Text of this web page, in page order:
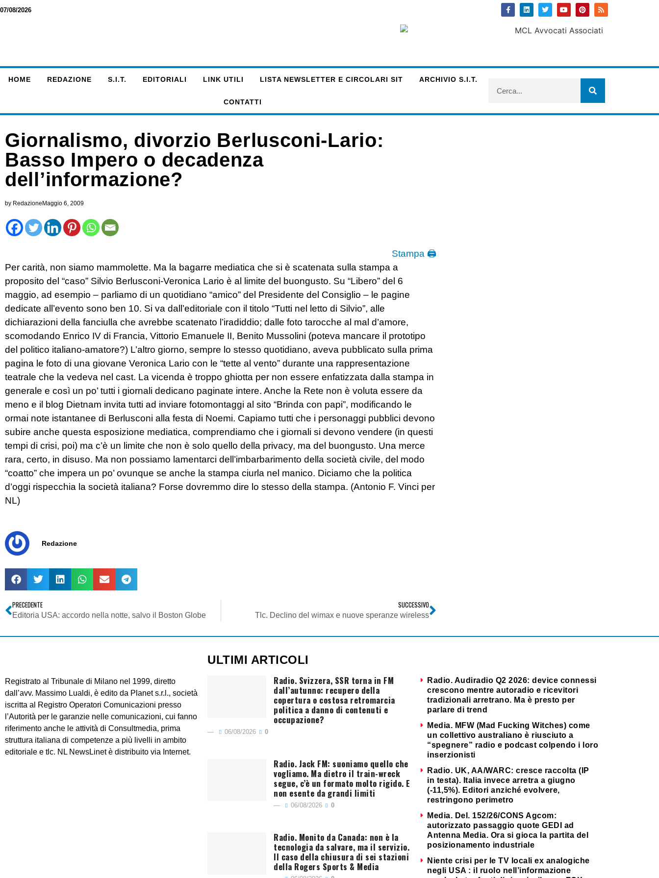
07/08/2026
HOME REDAZIONE S.I.T. EDITORIALI LINK UTILI LISTA NEWSLETTER E CIRCOLARI SIT ARCHIVIO S.I.T.
CONTATTI
Giornalismo, divorzio Berlusconi-Lario:
Basso Impero o decadenza
dell’informazione?
by Redazione Maggio 6, 2009
Stampa 🖨
Per carità, non siamo mammolette. Ma la bagarre mediatica che si è scatenata sulla stampa a
proposito del “caso” Silvio Berlusconi-Veronica Lario è al limite del buongusto. Su “Libero” del 6
maggio, ad esempio – parliamo di un quotidiano “amico” del Presidente del Consiglio – le pagine
dedicate all’evento sono ben 10. Si va dall’editoriale con il titolo “Tutti nel letto di Silvio”, alle
dichiarazioni della fanciulla che avrebbe scatenato l’iradiddio; dalle foto tarocche al mal d’amore,
scomodando Enrico IV di Francia, Vittorio Emanuele II, Benito Mussolini (poteva mancare il prototipo
del politico italiano-amatore?) L’altro giorno, sempre lo stesso quotidiano, aveva pubblicato sulla prima
pagina le foto di una giovane Veronica Lario con le “tette al vento” durante una rappresentazione
teatrale che la vedeva nel cast. La vicenda è troppo ghiotta per non essere enfatizzata dalla stampa in
generale e così un po’ tutti i giornali dedicano paginate intere. Anche la Rete non è voluta essere da
meno e il blog Dietnam invita tutti ad inviare fotomontaggi al sito “Brinda con papi”, modificando le
ormai note istantanee di Berlusconi alla festa di Noemi. Capiamo tutti che i personaggi pubblici devono
subire anche questa esposizione mediatica, comprendiamo che i giornali si devono vendere (in questi
tempi di crisi, poi) ma c’è un limite che non è solo quello della privacy, ma del buongusto. Una merce
rara, certo, in disuso. Ma non possiamo lamentarci dell’imbarbarimento della società civile, del modo
“coatto” che impera un po’ ovunque se anche la stampa ciurla nel manico. Diciamo che la politica
d’oggi rispecchia la società italiana? Forse dovremmo dire lo stesso della stampa. (Antonio F. Vinci per
NL)
Redazione
PRECEDENTE
Editoria USA: accordo nella notte, salvo il Boston Globe
SUCCESSIVO
Tlc. Declino del wimax e nuove speranze wireless
Registrato al Tribunale di Milano nel 1999, diretto
dall’avv. Massimo Lualdi, è edito da Planet s.r.l., società
iscritta al Registro Operatori Comunicazioni presso
l’Autorità per le garanzie nelle comunicazioni, cui fanno
riferimento anche le attività di Consultmedia, prima
struttura italiana di competenze a più livelli in ambito
editoriale e tlc. NL NewsLinet è distribuito via Internet.
ULTIMI ARTICOLI
Radio. Svizzera, SSR torna in FM
dall’autunno: recupero della
copertura o costosa retromarcia
politica a danno di contenuti e
occupazione?
06/08/2026 0
Radio. Jack FM: suoniamo quello che
vogliamo. Ma dietro il train-wreck
segue, c’è un formato molto rigido. E
non esente da grandi limiti
06/08/2026 0
Radio. Monito da Canada: non è la
tecnologia da salvare, ma il servizio.
Il caso della chiusura di sei stazioni
della Rogers Sports & Media
Radio. Audiradio Q2 2026: device connessi
crescono mentre autoradio e ricevitori
tradizionali arretrano. Ma è presto per
parlare di trend
Media. MFW (Mad Fucking Witches) come
un collettivo australiano è riusciuto a
“spegnere” radio e podcast colpendo i loro
inserzionisti
Radio. UK, AA/WARC: cresce raccolta (IP
in testa). Italia invece arretra a giugno
(-11,5%). Editori anziché evolvere,
restringono perimetro
Media. Del. 152/26/CONS Agcom:
autorizzato passaggio quote GEDI ad
Antenna Media. Ora si gioca la partita del
posizionamento industriale
Niente crisi per le TV locali ex analogiche
negli USA : il ruolo nell’informazione